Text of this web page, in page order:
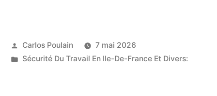
Publié
par
Carlos Poulain
7 mai 2026
Publié
Sécurité Du Travail En Ile-De-France Et Divers: